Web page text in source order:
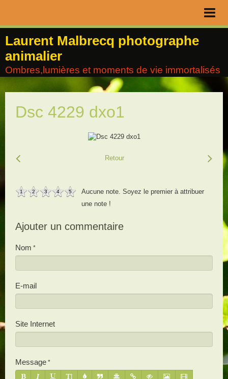
Page d'accueil
Livre d'or
Contact
Album
Agenda
Laurent Malbrecq photographe
animalier
Ombres,lumières et moments de vie immortalisés
Dsc 4229 dxo1
Retour
1 2 3 4 5
Aucune note. Soyez le premier à attribuer
une note !
Ajouter un commentaire
Nom
E-mail
Site Internet
Message